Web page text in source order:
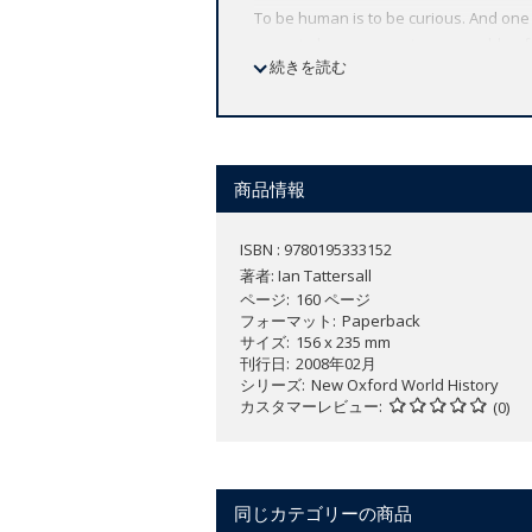
To be human is to be curious. And
human evolution from the earliest
and finally the enormously
earliest known artistic expressions,
between agriculture and Christianity,
Complemented by a wealth of
to 4000 BCEinvites us to take a closer
続きを読む
商品情報
ISBN : 9780195333152
著者: Ian Tattersall
ページ 160 ページ
フォーマット
Paperback
サイズ 156 x 235 mm
刊行日 2008年02月
シリーズ New Oxford World History
カスタマーレビュー
(0)
同じカテゴリーの商品